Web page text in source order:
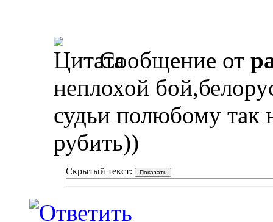
Сообщение от
неплохой
судьи полюбому так
рубить))
Скрытый текст: